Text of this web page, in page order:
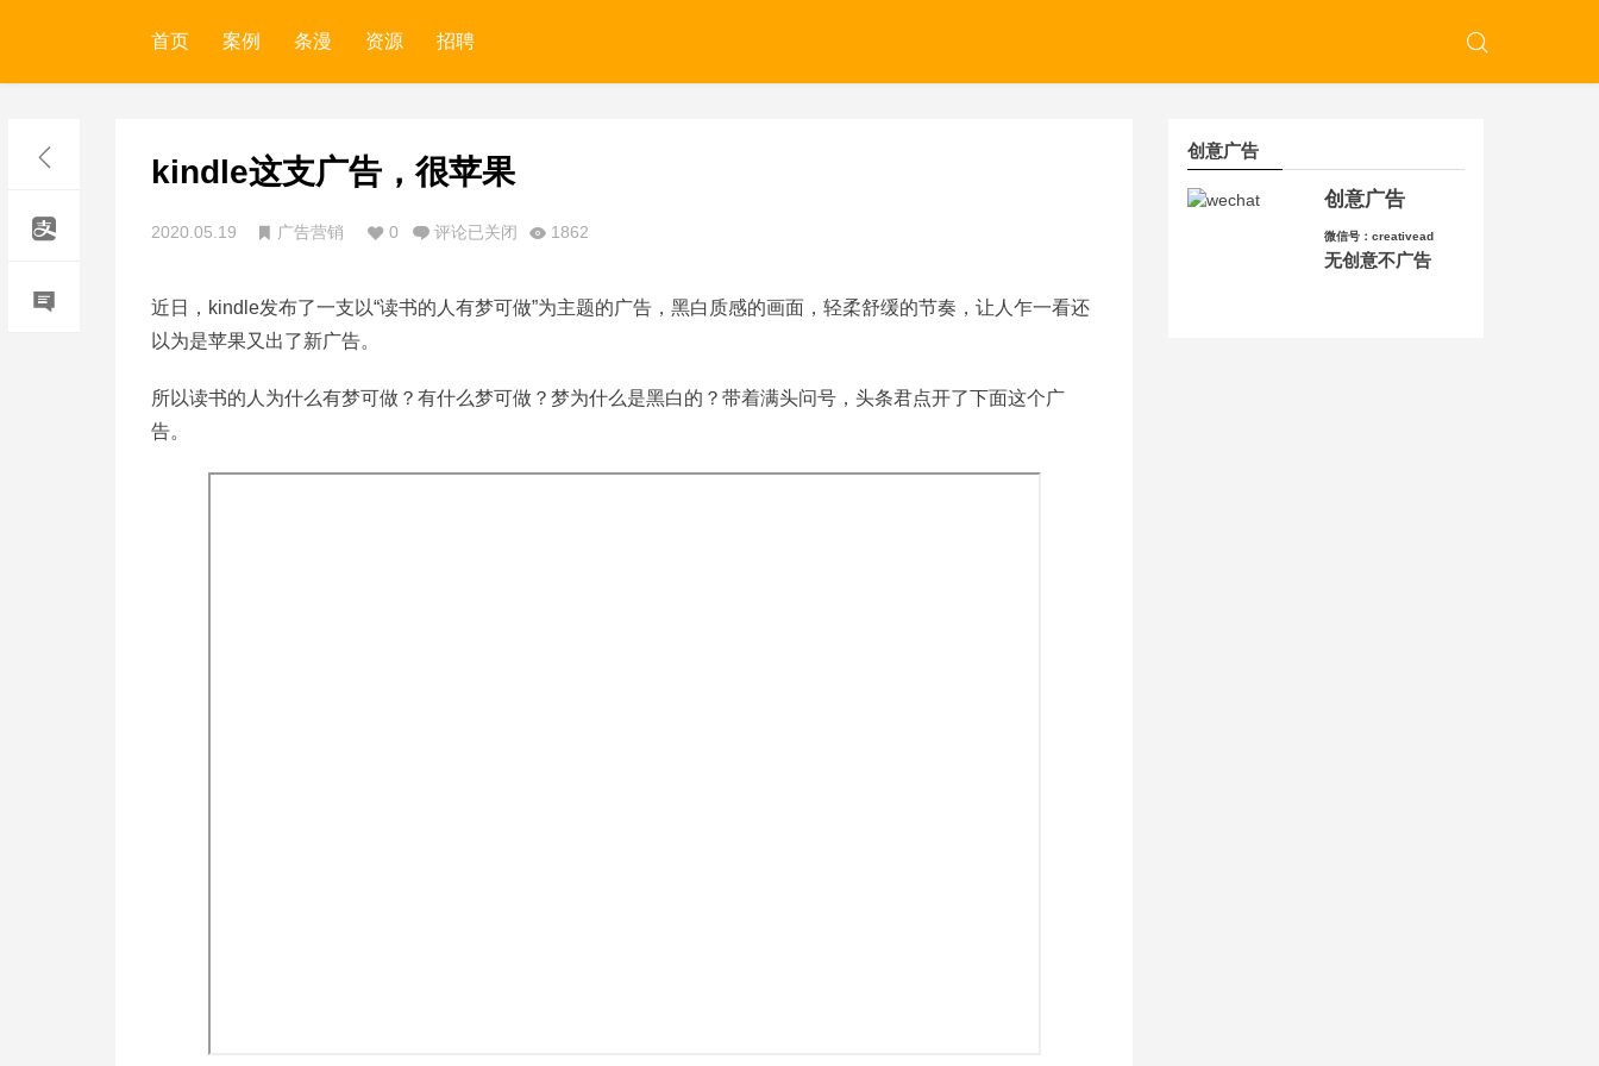
首页 案例 条漫 资源 招聘
kindle这支广告，很苹果
2020.05.19 广告营销 0 评论已关闭 1862
近日，kindle发布了一支以“读书的人有梦可做”为主题的广告，黑白质感的画面，轻柔舒缓的节奏，让人乍一看还
以为是苹果又出了新广告。
所以读书的人为什么有梦可做？有什么梦可做？梦为什么是黑白的？带着满头问号，头条君点开了下面这个广
告。
创意广告
创意广告
微信号：creativead
无创意不广告